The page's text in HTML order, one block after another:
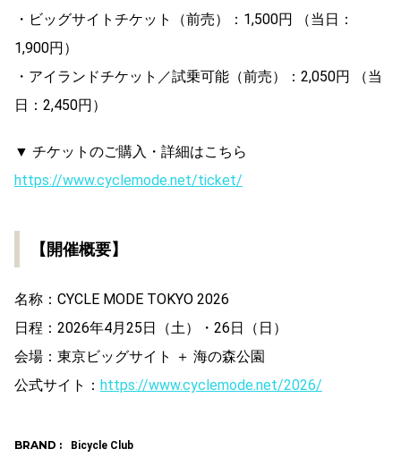
・ビッグサイトチケット（前売）：1,500円 （当日：
1,900円）
・アイランドチケット／試乗可能（前売）：2,050円 （当
日：2,450円）
▼ チケットのご購入・詳細はこちら
https://www.cyclemode.net/ticket/
【開催概要】
名称：CYCLE MODE TOKYO 2026
日程：2026年4月25日（土）・26日（日）
会場：東京ビッグサイト ＋ 海の森公園
公式サイト： https://www.cyclemode.net/2026/
BRAND : Bicycle Club